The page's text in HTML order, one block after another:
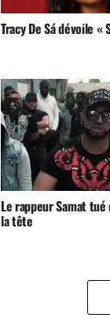
Tracy De Sá dévoile «
Le rappeur Samat tué
la tête